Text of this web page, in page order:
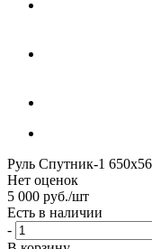
Руль Спутник-1
Нет оценок
5 000 руб./шт
Есть в наличии
-